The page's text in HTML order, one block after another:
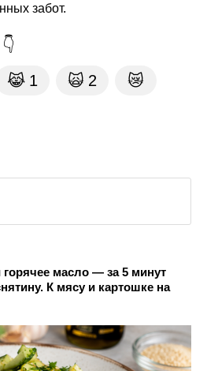
забот.
😹 1 🙀 2 😿
масло — за 5 минут
К мясу и картошке на